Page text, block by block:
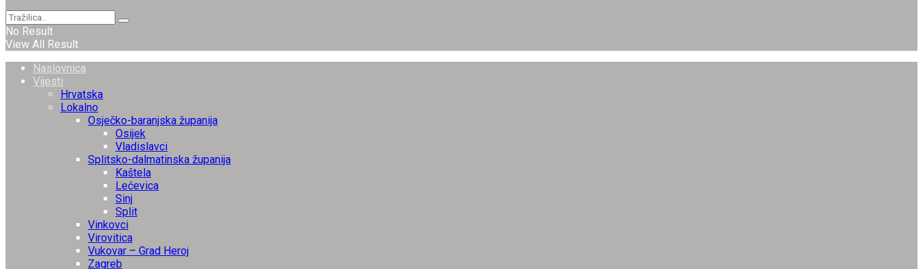
No Result
View All Result
Naslovnica
Vijesti
Hrvatska
Lokalno
Osječko-baranjska županija
Osijek
Vladislavci
Splitsko-dalmatinska županija
Kaštela
Lećevica
Sinj
Split
Vinkovci
Virovitica
Vukovar – Grad Heroj
Zagreb